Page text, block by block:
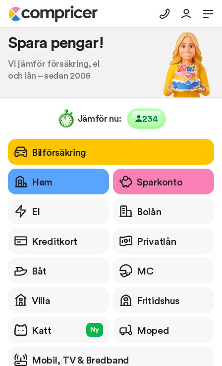
Spara pengar!
Vi jämför försäkring, el
och lån – sedan 2006
Jämför nu: 234
Bil försäkring
Hem Sparkonto
El Bolån
Kreditkort Privatlån
Båt MC
Villa Fritidshus
Katt Ny Moped
Mobil, TV & Bredband